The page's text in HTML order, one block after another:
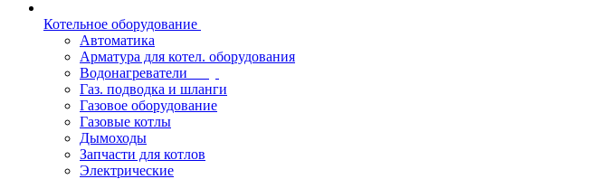
Котельное оборудование
Автоматика
Арматура для котел. оборудования
Водонагреватели
Газ. подводка и шланги
Газовое оборудование
Газовые котлы
Дымоходы
Запчасти для котлов
Электрические